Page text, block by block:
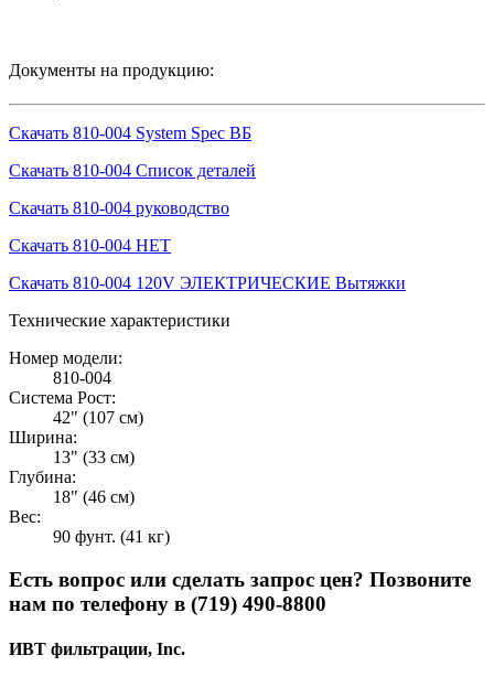
Документы на продукцию:
Скачать 810-004 System Spec ВБ
Скачать 810-004 Список деталей
Скачать 810-004 руководство
Скачать 810-004 НЕТ
Скачать 810-004 120V ЭЛЕКТРИЧЕСКИЕ Вытяжки
Технические характеристики
Номер модели:
810-004
Система Рост:
42" (107 см)
Ширина:
13" (33 см)
Глубина:
18" (46 см)
Вес:
90 фунт. (41 кг)
Есть вопрос или сделать запрос цен? Позвоните
нам по телефону в (719) 490-8800
ИВТ фильтрации, Inc.